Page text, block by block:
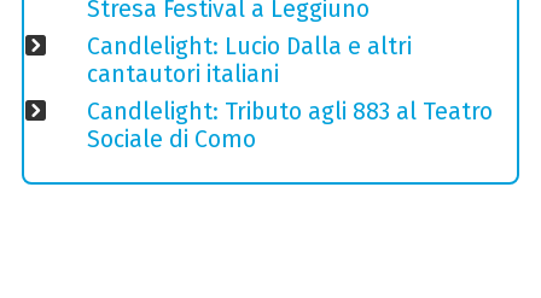
Stresa Festival a Leggiuno
Candlelight: Lucio Dalla e altri
cantautori italiani
Candlelight: Tributo agli 883 al Teatro
Sociale di Como